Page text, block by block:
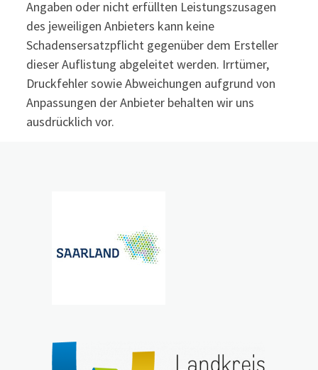
Angaben oder nicht erfüllten Leistungszusagen
des jeweiligen Anbieters kann keine
Schadensersatzpflicht gegenüber dem Ersteller
dieser Auflistung abgeleitet werden. Irrtümer,
Druckfehler sowie Abweichungen aufgrund von
Anpassungen der Anbieter behalten wir uns
ausdrücklich vor.